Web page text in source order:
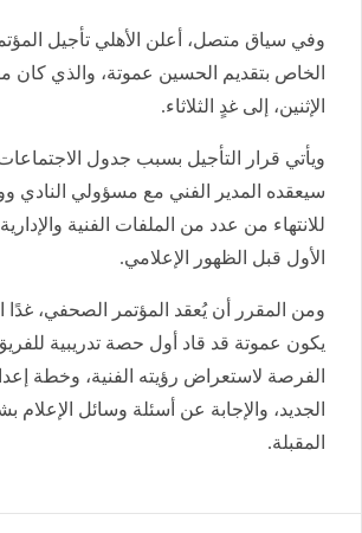
وفي سياق متصل، أعلن الأهلي تأجيل
الخاص بتقديم الحسين عموتة، والذي كان
الإثنين، إلى غدٍ الثلاثاء.
ويأتي قرار التأجيل بسبب جدول
سيعقده المدير الفني مع مسؤولي النادي
للانتهاء من عدد من الملفات الفنية
الأول قبل الظهور الإعلامي.
ومن المقرر أن يُعقد المؤتمر الصحفي، غدًا
يكون عموتة قد قاد أول حصة تدريبية
الفرصة لاستعراض رؤيته الفنية، وخطة
الجديد، والإجابة عن أسئلة وسائل الإعلام
المقبلة.